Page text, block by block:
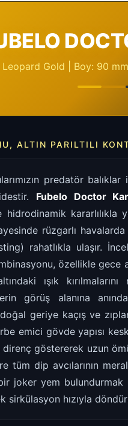
Gold | Boy: 90
ALTIN PARILTILI
predatör
Fubelo Doctor
kararlılıkla
rüzgarlı
rahatlıkla ulaşır.
özellikle gece
ışık
görüş alanına
geriye kaçış ve
emici gövde yapısı
direnç göstererek uzun
tüm dip avcılarının
joker yem
sirkülasyon hızıyla